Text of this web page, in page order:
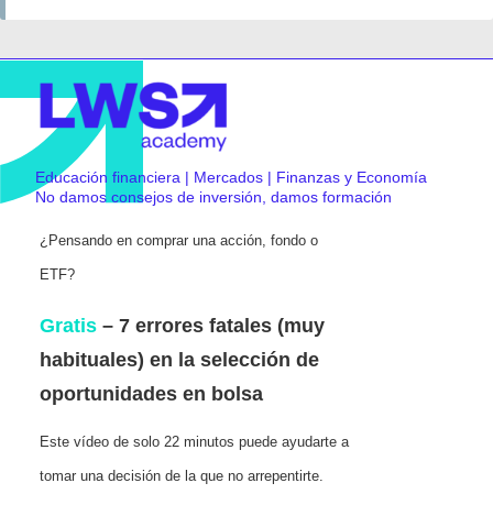
Educación financiera | Mercados | Finanzas y Economía
No damos consejos de inversión, damos formación
¿Pensando en comprar una acción, fondo o
ETF?
Gratis – 7 errores fatales (muy
habituales) en la selección de
oportunidades en bolsa
Este vídeo de solo 22 minutos puede ayudarte a
tomar una decisión de la que no arrepentirte.